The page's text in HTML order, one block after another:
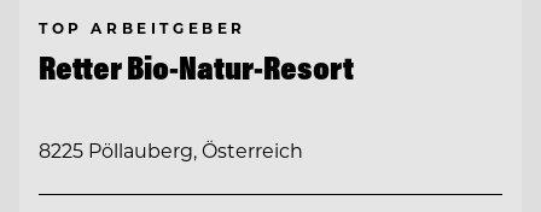
TOP ARBEITGEBER
Retter Bio-Natur-Resort
8225 Pöllauberg, Österreich